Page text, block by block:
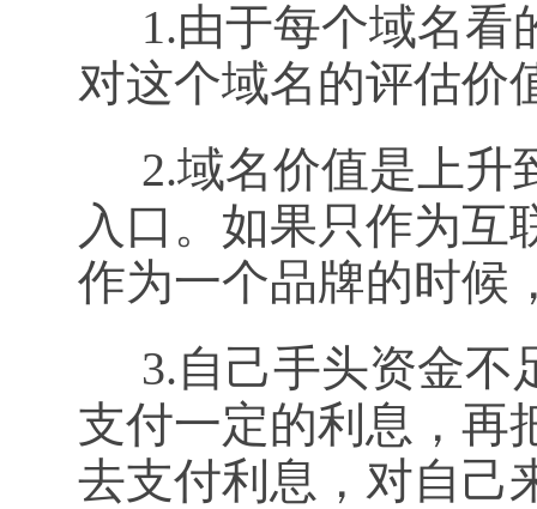
1.由于每个域名看
对这个域名的评估价
2.域名价值是上升
入口。如果只作为互
作为一个品牌的时候
3.自己手头资金不
支付一定的利息，再
去支付利息，对自己